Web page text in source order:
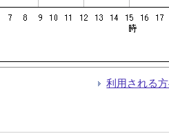
利用される